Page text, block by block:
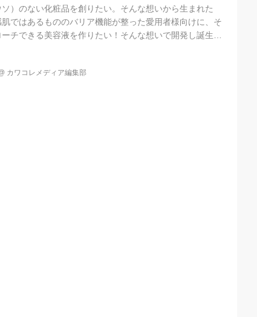
）のない化粧品を創りたい。そんな想いから生まれた
肌ではあるもののバリア機能が整った愛用者様向けに、そ
チできる美容液を作りたい！そんな想いで開発し誕生し
された「肌〇 ハイドロビタセラム」。肌の栄養となる良
で配合し、ハリ・透明感・うるおいを叶えるワンランク
。カワコレメディア編集部